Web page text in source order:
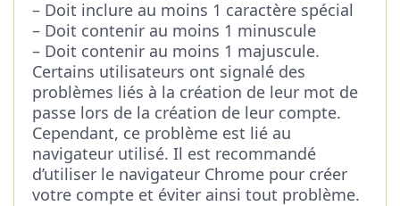
– Doit inclure au moins 1 caractère spécial
– Doit contenir au moins 1 minuscule
– Doit contenir au moins 1 majuscule.
Certains utilisateurs ont signalé des
problèmes liés à la création de leur mot de
passe lors de la création de leur compte.
Cependant, ce problème est lié au
navigateur utilisé. Il est recommandé
d’utiliser le navigateur Chrome pour créer
votre compte et éviter ainsi tout problème.